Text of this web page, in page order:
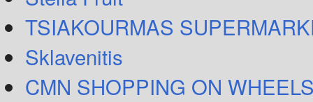
TSIAKOURMAS
Sklavenitis
CMN SHOPPING ON